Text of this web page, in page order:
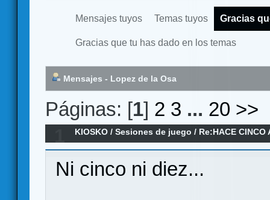
Mensajes tuyos Temas tuyos Gracias
Gracias que tu has dado en los temas
Mensajes - Lopez de la Osa
Páginas: [1] 2 3 ... 20 >>
KIOSKO /Sesiones de juego / Re:HACE CINCO
Ni cinco ni diez...